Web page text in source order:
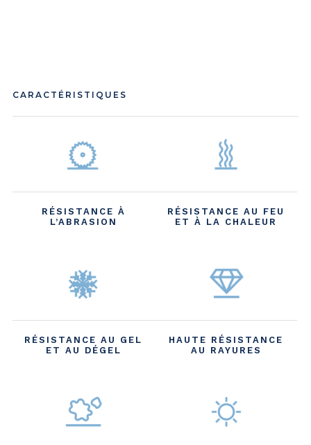
CARACTÉRISTIQUES
RÉSISTANCE À
L’ABRASION
RÉSISTANCE AU FEU
ET À LA CHALEUR
RÉSISTANCE AU GEL
ET AU DÉGEL
HAUTE RÉSISTANCE
AU RAYURES